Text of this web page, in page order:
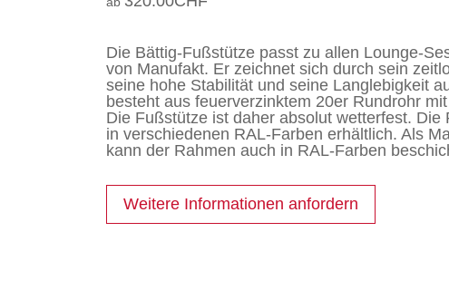
Die Bättig-Fußstütze passt zu allen Lounge-
von Manufakt. Er zeichnet sich durch sein
seine hohe Stabilität und seine Langlebigkeit
besteht aus feuerverzinktem 20er Rundrohr
Die Fußstütze ist daher absolut wetterfest. Die
in verschiedenen RAL-Farben erhältlich. Als
kann der Rahmen auch in RAL-Farben
Weitere Informationen anfordern